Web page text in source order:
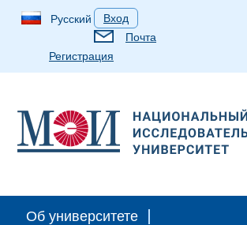
Русский
Вход
Почта
Регистрация
Студентам
Об университете